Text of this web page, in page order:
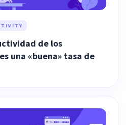
de los
una «buena» tasa de